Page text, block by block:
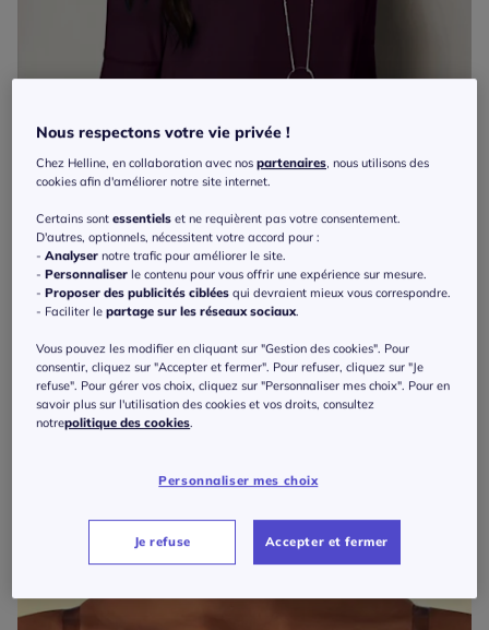
T-shirt fluide à manches doublées et ourlet arrondi
35€
Nous respectons votre vie privée !
Chez Helline, en collaboration avec nospartenaires, nous utilisons des
cookies afin d'améliorer notre site internet.
Certains sontessentiels et ne requièrent pas votre consentement.
D'autres, optionnels, nécessitent votre accord pour :
-Analyser notre trafic pour améliorer le site.
-Personnaliser le contenu pour vous offrir une expérience sur mesure.
-Proposer des publicités ciblées qui devraient mieux vous correspondre.
- Faciliter lepartage sur les réseaux sociaux.
Vous pouvez les modifier en cliquant sur "Gestion des cookies". Pour
consentir, cliquez sur "Accepter et fermer". Pour refuser, cliquez sur "Je
refuse". Pour gérer vos choix, cliquez sur "Personnaliser mes choix". Pour en
savoir plus sur l'utilisation des cookies et vos droits, consultez
notrepolitique des cookies.
Personnaliser mes choix
Je refuse Accepter et fermer